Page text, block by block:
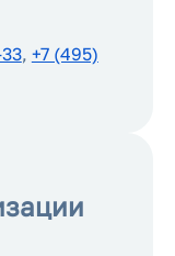
, +7 (495)